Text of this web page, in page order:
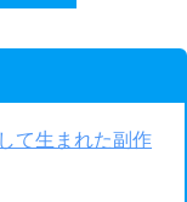
て生まれた副作